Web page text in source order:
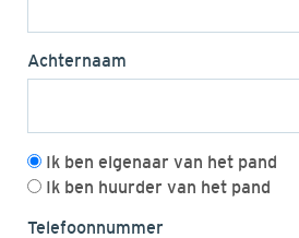
Achternaam
Ik ben eigenaar van het pand
Ik ben huurder van het pand
Telefoonnummer